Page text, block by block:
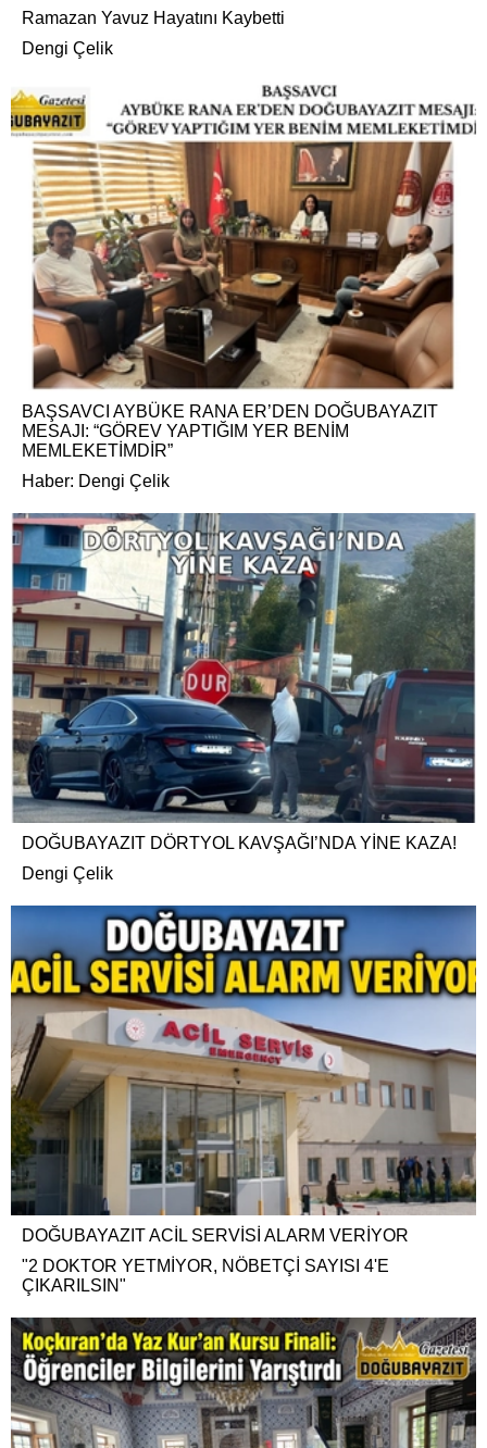
Ramazan Yavuz Hayatını Kaybetti
Dengi Çelik
BAŞSAVCI AYBÜKE RANA ER’DEN DOĞUBAYAZIT
MESAJI: “GÖREV YAPTIĞIM YER BENİM
MEMLEKETİMDİR”
Haber: Dengi Çelik
DOĞUBAYAZIT DÖRTYOL KAVŞAĞI’NDA YİNE KAZA!
Dengi Çelik
DOĞUBAYAZIT ACİL SERVİSİ ALARM VERİYOR
"2 DOKTOR YETMİYOR, NÖBETÇİ SAYISI 4'E
ÇIKARILSIN"